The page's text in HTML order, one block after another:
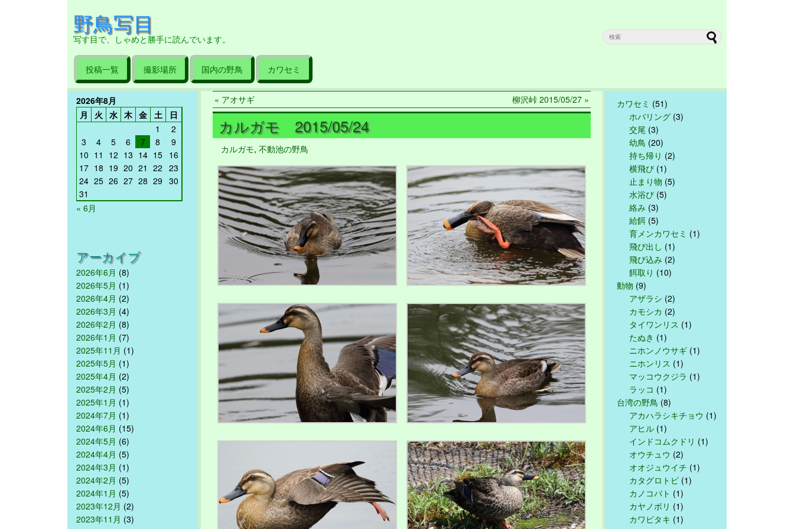
野鳥写目
写す目で、しゃめと勝手に読んでいます。
投稿一覧 撮影場所 国内の野鳥 カワセミ
2026年8月
月
火 水 木 金 土
日
1
2
3
4 5 6 7 8
9
10 11 12 13 14 15 16
17 18 19 20 21 22 23
24 25 26 27 28 29 30
31
« 6月
アーカイブ
2026年6月 (8)
2026年5月 (1)
2026年4月 (2)
2026年3月 (4)
2026年2月 (8)
2026年1月 (7)
2025年11月 (1)
2025年5月 (1)
2025年4月 (2)
2025年2月 (5)
2025年1月 (1)
2024年7月 (1)
2024年6月 (15)
2024年5月 (6)
2024年4月 (5)
2024年3月 (1)
2024年2月 (5)
2024年1月 (5)
2023年12月 (2)
2023年11月 (3)
« アオサギ 柳沢峠 2015/05/27 »
カルガモ 2015/05/24
カルガモ, 不動池の野鳥
カワセミ (51)
ホバリング (3)
交尾 (3)
幼鳥 (20)
持ち帰り (2)
横飛び (1)
止まり物 (5)
水浴び (5)
絡み (3)
給餌 (5)
育メンカワセミ (1)
飛び出し (1)
飛び込み (2)
餌取り (10)
動物 (9)
アザラシ (2)
カモシカ (2)
タイワンリス (1)
たぬき (1)
ニホンノウサギ (1)
ニホンリス (1)
マッコウクジラ (1)
ラッコ (1)
台湾の野鳥 (8)
アカハラシキチョウ (1)
アヒル (1)
インドコムクドリ (1)
オウチュウ (2)
オオジュウイチ (1)
カタグロトビ (1)
カノコバト (1)
カヤノボリ (1)
カワビタキ (1)